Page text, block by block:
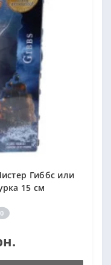
Гиббс или
15 см
0